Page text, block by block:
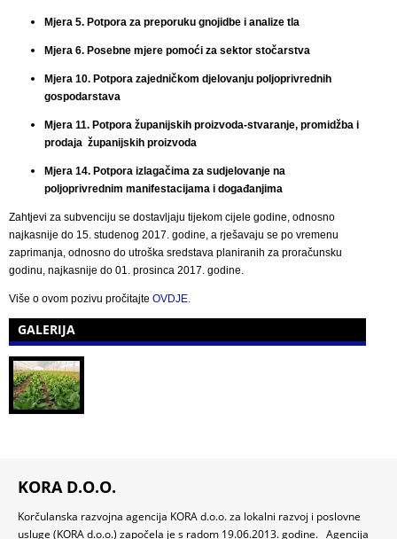
Mjera 5. Potpora za preporuku gnojidbe i analize tla
Mjera 6. Posebne mjere pomoći za sektor stočarstva
Mjera 10. Potpora zajedničkom djelovanju poljoprivrednih
gospodarstava
Mjera 11. Potpora županijskih proizvoda-stvaranje, promidžba i
prodaja županijskih proizvoda
Mjera 14. Potpora izlagačima za sudjelovanje na
poljoprivrednim manifestacijama i događanjima
Zahtjevi za subvenciju se dostavljaju tijekom cijele godine, odnosno
najkasnije do 15. studenog 2017. godine, a rješavaju se po vremenu
zaprimanja, odnosno do utroška sredstava planiranih za proračunsku
godinu, najkasnije do 01. prosinca 2017. godine.
Više o ovom pozivu pročitajte OVDJE.
GALERIJA
KORA D.O.O.
Korčulanska razvojna agencija KORA d.o.o. za lokalni razvoj i poslovne
usluge (KORA d.o.o.) započela je s radom 19.06.2013. godine. Agencija